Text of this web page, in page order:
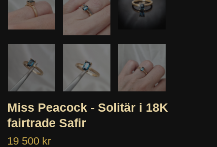
Miss Peacock - Solitär i 18K
fairtrade Safir
19 500 kr